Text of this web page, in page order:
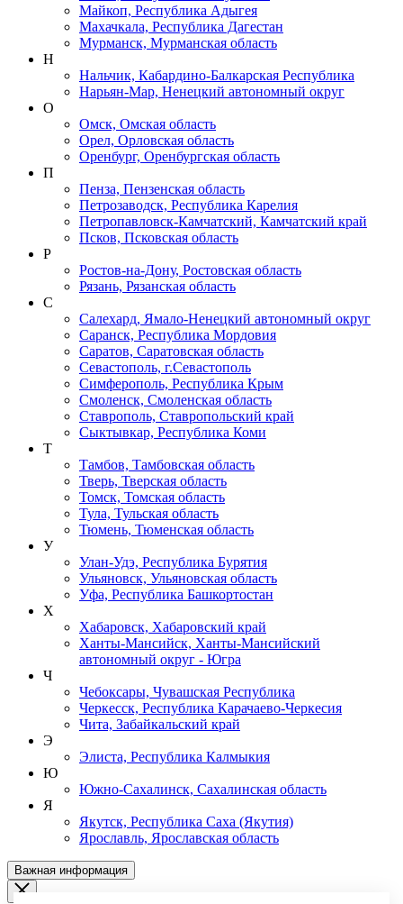
Майкоп, Республика Адыгея
Махачкала, Республика Дагестан
Мурманск, Мурманская область
Н
Нальчик, Кабардино-Балкарская Республика
Нарьян-Мар, Ненецкий автономный округ
О
Омск, Омская область
Орел, Орловская область
Оренбург, Оренбургская область
П
Пенза, Пензенская область
Петрозаводск, Республика Карелия
Петропавловск-Камчатский, Камчатский край
Псков, Псковская область
Р
Ростов-на-Дону, Ростовская область
Рязань, Рязанская область
С
Салехард, Ямало-Ненецкий автономный округ
Саранск, Республика Мордовия
Саратов, Саратовская область
Севастополь, г.Севастополь
Симферополь, Республика Крым
Смоленск, Смоленская область
Ставрополь, Ставропольский край
Сыктывкар, Республика Коми
Т
Тамбов, Тамбовская область
Тверь, Тверская область
Томск, Томская область
Тула, Тульская область
Тюмень, Тюменская область
У
Улан-Удэ, Республика Бурятия
Ульяновск, Ульяновская область
Уфа, Республика Башкортостан
Х
Хабаровск, Хабаровский край
Ханты-Мансийск, Ханты-Мансийский
автономный округ - Югра
Ч
Чебоксары, Чувашская Республика
Черкесск, Республика Карачаево-Черкесия
Чита, Забайкальский край
Э
Элиста, Республика Калмыкия
Ю
Южно-Сахалинск, Сахалинская область
Я
Якутск, Республика Саха (Якутия)
Ярославль, Ярославская область
Важная информация